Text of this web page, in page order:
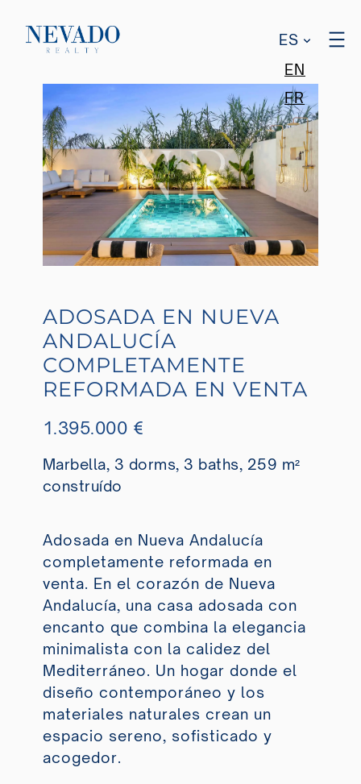
ES
EN
FR
ADOSADA EN NUEVA
ANDALUCÍA
COMPLETAMENTE
REFORMADA EN VENTA
1.395.000 €
Marbella, 3 dorms, 3 baths, 259 m²
construído
Adosada en Nueva Andalucía
completamente reformada en
venta. En el corazón de Nueva
Andalucía, una casa adosada con
encanto que combina la elegancia
minimalista con la calidez del
Mediterráneo. Un hogar donde el
diseño contemporáneo y los
materiales naturales crean un
espacio sereno, sofisticado y
acogedor.